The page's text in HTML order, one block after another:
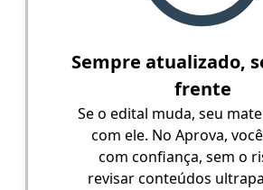
Sempre atualizado,
frente
Se o edital muda, seu
com ele. No Aprova,
com confiança, sem o
revisar conteúdos